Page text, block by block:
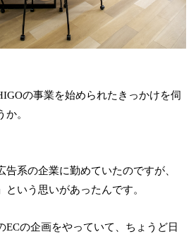
の事業を始められたきっかけを伺
。
系の企業に勤めていたのですが、
いう思いがあったんです。
ECの企画をやっていて、ちょうど日